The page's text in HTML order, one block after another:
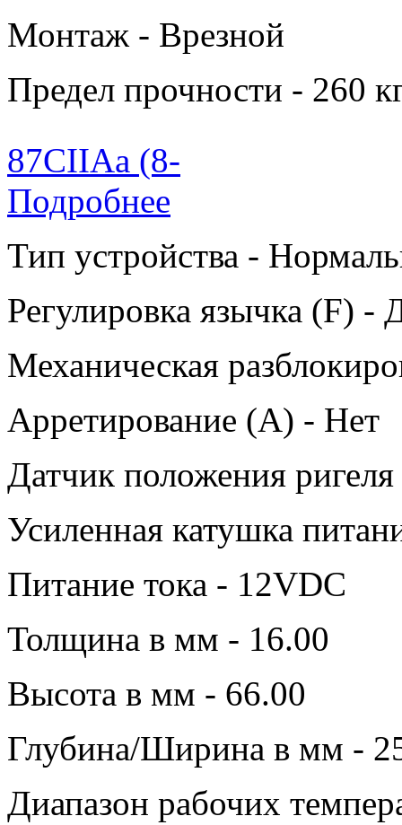
Монтаж - Врезной
Предел прочности - 260
87CIIAa (8-
Подробнее
Тип устройства -
Регулировка язычка (F) -
Механическая
Арретирование (A) - Нет
Датчик положения
Усиленная катушка
Питание тока - 12VDC
Толщина в мм - 16.00
Высота в мм - 66.00
Глубина/Ширина в мм -
Диапазон рабочих